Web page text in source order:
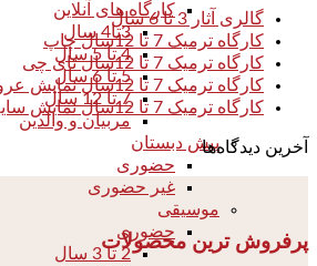
کارگاه های آنلاین
3تا4 سال
4 تا 5 سال
5 تا 6 سال
7 تا 12 سال
مربیان و والدین
پیش دبستان
حضوری
غیر حضوری
موسیقی
حضوری
2 تا 3 سال
گالری آثار 3 تا 6 سال
کارگاه ترمیک 7 تا 12سال چاپ
کارگاه ترمیک 7 تا 12سال تای چی
کارگاه ترمیک 7 تا 12سال نمایش عروسکی
کارگاه ترمیک 7 تا 12سال نمایش سایه
آخرین دیدگاه‌ها
پرفروش ترین محصولات